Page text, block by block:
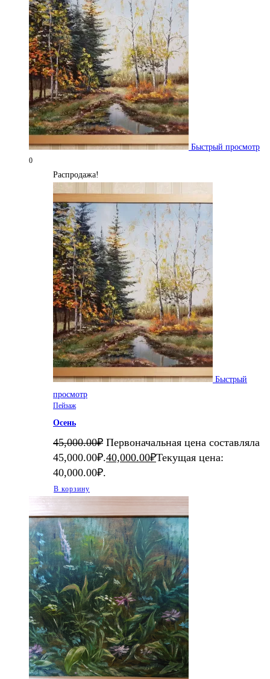
Быстрый просмотр
0
Распродажа!
Быстрый
просмотр
Пейзаж
Осень
45,000.00₽ Первоначальная цена составляла
45,000.00₽.40,000.00₽Текущая цена:
40,000.00₽.
В корзину